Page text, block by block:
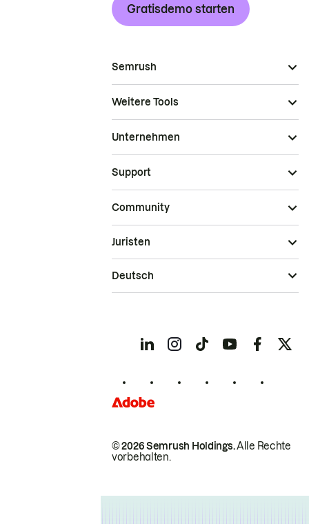
Gratisdemo starten
Semrush
Weitere Tools
Unternehmen
Support
Community
© 2026 Semrush Holdings.Alle Rechte
vorbehalten.
Juristen
Deutsch